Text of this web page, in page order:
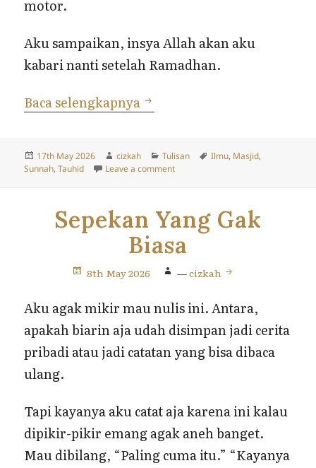
motor.
Aku sampaikan, insya Allah akan aku
kabari nanti setelah Ramadhan.
Baca selengkapnya Cerita di Balik Batalnya
Posted
on
17th May 2026 Author
cizkah Categories
Tulisan Tags
Ilmu, Masjid,
Sunnah,Tauhid Leave a commenton Cerita di Balik Batalnya Berbagi
Sepekan Yang Gak
Biasa
8th May 2026 —cizkah
Aku agak mikir mau nulis ini. Antara,
apakah biarin aja udah disimpan jadi cerita
pribadi atau jadi catatan yang bisa dibaca
ulang.
Tapi kayanya aku catat aja karena ini kalau
dipikir-pikir emang agak aneh banget.
Mau dibilang, “Paling cuma itu.” “Kayanya